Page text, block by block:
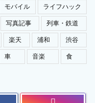
モバイル
ライフハック
写真記事
列車・鉄道
楽天 浦和
渋谷
車 音楽 食